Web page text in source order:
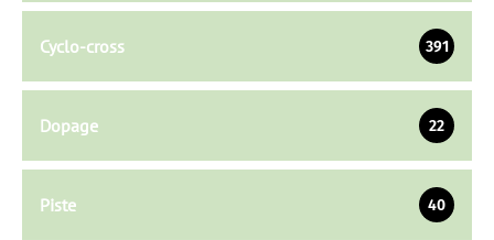
Cyclo-cross 391
Dopage 22
Piste 40